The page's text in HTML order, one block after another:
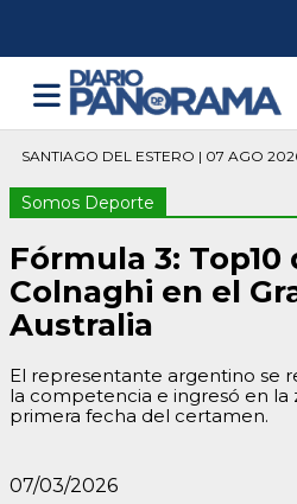
SANTIAGO DEL ESTERO | 07 AGO
Somos Deporte
Fórmula 3:
Colnaghi en el
Australia
El representante argentino se
la competencia e ingresó en la
primera fecha del certamen.
07/03/2026